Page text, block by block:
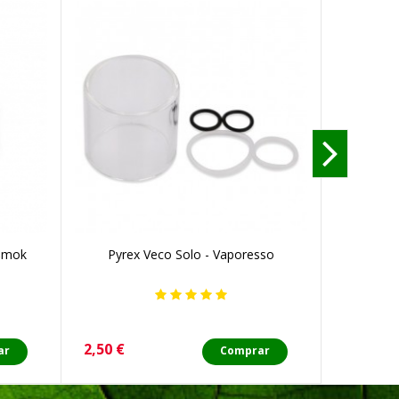
Pyrex Veco Solo - Vaporesso
Precio
2,50 € Comprar